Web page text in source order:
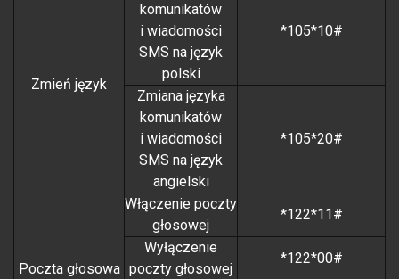
Zmień język
komunikatów
i wiadomości
SMS na język
polski
*105*10#
Zmiana języka
komunikatów
i wiadomości
SMS na język
angielski
*105*20#
Poczta głosowa
Włączenie poczty
głosowej
*122*11#
Wyłączenie
poczty głosowej
*122*00#